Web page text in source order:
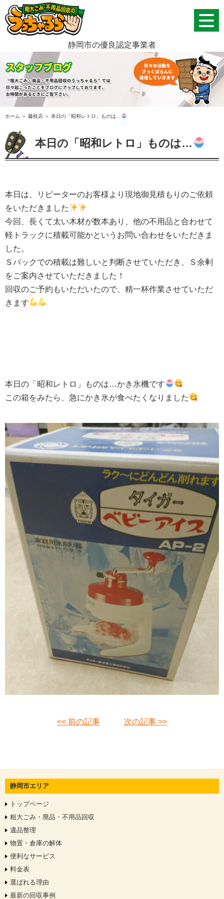
静岡市の優良認定事業者
ホーム ＞ 藤枝店 ＞ 本日の「昭和レトロ」ものは…
本日の「昭和レトロ」ものは…
本日は、リピーターのお客様より現地御見積もりのご依頼
をいただきました
今回、長くて太い木材が数本あり、他の不用品と合わせて
軽トラックに積載可能かというお問い合わせをいただきま
した。
Ｓパックでの積載は難しいと判断させていただき、Ｓ余剰
をご案内させていただきました！
回収のご予約もいただいたので、精一杯作業させていただ
きます
本日の「昭和レトロ」ものは…かき氷機です
この箱をみたら、急にかき氷が食べたくなりました
<< 前の記事 次の記事 >>
静岡市エリア
トップページ
粗大ごみ・廃品・不用品回収
遺品整理
物置・倉庫の解体
便利なサービス
料金表
選ばれる理由
最新の回収事例